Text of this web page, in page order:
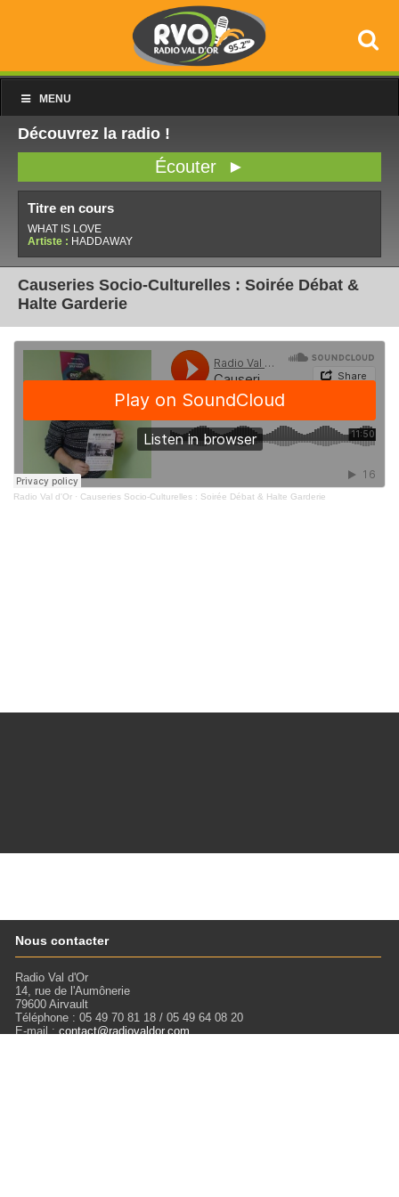
MENU
Découvrez la radio !
Écouter ►
Titre en cours
WHAT IS LOVE
Artiste : HADDAWAY
Causeries Socio-Culturelles : Soirée Débat &
Halte Garderie
Radio Val d'Or · Causeries Socio-Culturelles : Soirée Débat & Halte Garderie
Nous contacter
Radio Val d'Or
14, rue de l'Aumônerie
79600 Airvault
Téléphone : 05 49 70 81 18 / 05 49 64 08 20
E-mail :contact@radiovaldor.com